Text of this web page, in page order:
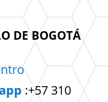
DE BOGOTÁ
:+57 310